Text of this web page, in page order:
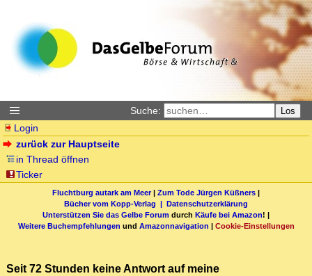
Suche: Los
Login
zurück zur Hauptseite
in Thread öffnen
Ticker
Fluchtburg autark am Meer| Zum Tode Jürgen Küßners |
Bücher vom Kopp-Verlag | Datenschutzerklärung
Unterstützen Sie das Gelbe Forum durch Käufe bei Amazon! |
Weitere Buchempfehlungen und Amazonnavigation | Cookie-Einstellungen
Seit 72 Stunden keine Antwort auf meine